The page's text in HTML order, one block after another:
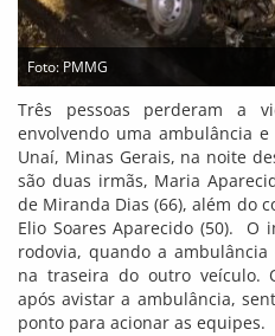
Foto: PMMG
Três pessoas perderam a
envolvendo uma ambulância
Unaí, Minas Gerais, na noite
são duas irmãs, Maria
de Miranda Dias (66), além do
Elio Soares Aparecido (50). O
rodovia, quando a
na traseira do outro veículo.
após avistar a ambulância,
ponto para acionar as equipes.